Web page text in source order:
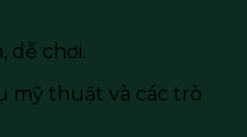
dễ chơi.
mỹ thuật và các trò